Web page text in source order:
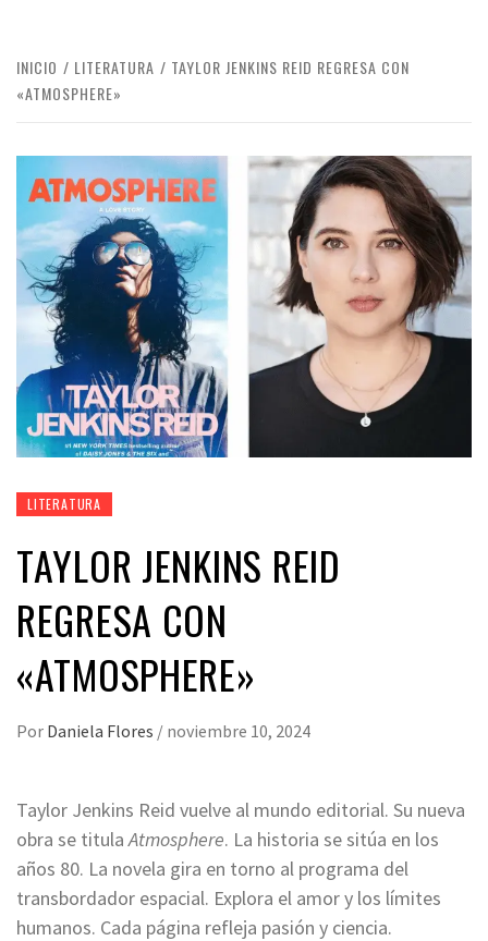
INICIO LITERATURA
TAYLOR JENKINS REID REGRESA CON
«ATMOSPHERE»
LITERATURA
TAYLOR JENKINS REID
REGRESA CON
«ATMOSPHERE»
Por Daniela Flores / noviembre 10, 2024
Taylor Jenkins Reid vuelve al mundo editorial. Su nueva
obra se titulaAtmosphere. La historia se sitúa en los
años 80. La novela gira en torno al programa del
transbordador espacial. Explora el amor y los límites
humanos. Cada página refleja pasión y ciencia.